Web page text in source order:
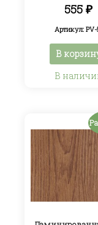
555₽
Артикул: PV-
В
В